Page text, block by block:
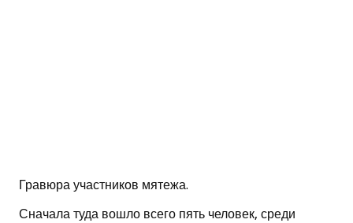
Гравюра участников мятежа.
Сначала туда вошло всего пять человек, среди